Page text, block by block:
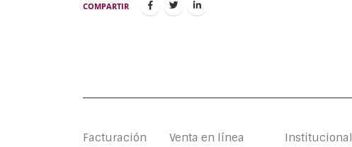
COMPARTIR
Facturación Venta en línea Institucional